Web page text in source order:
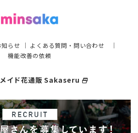
知らせ ｜ よくある質問・問い合わせ ｜
機能改善の依頼
イド花通販 Sakaseru select_window